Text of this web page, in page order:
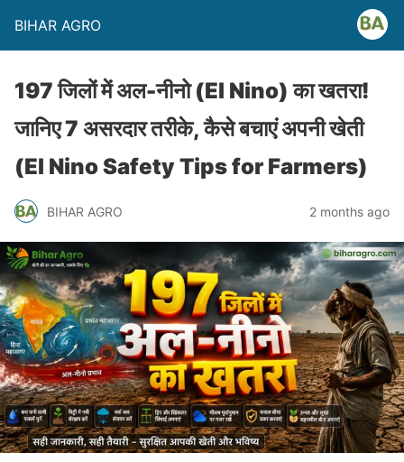
BIHAR AGRO
197 जिलों में अल-नीनो (El Nino) का खतरा!
जानिए 7 असरदार तरीके, कैसे बचाएं अपनी खेती
(El Nino Safety Tips for Farmers)
BIHAR AGRO 2 months ago